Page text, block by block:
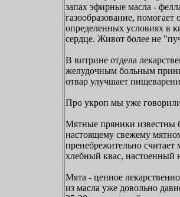
запах эфирные масла -
газообразование,
определенных условиях в
сердце. Живот более не
В витрине отдела
желудочным больным
отвар улучшает
Про укроп мы уже
Мятные пряники известны
настоящему свежему
пренебрежительно
хлебный квас, настоенный
Мята - ценное
из масла уже довольно